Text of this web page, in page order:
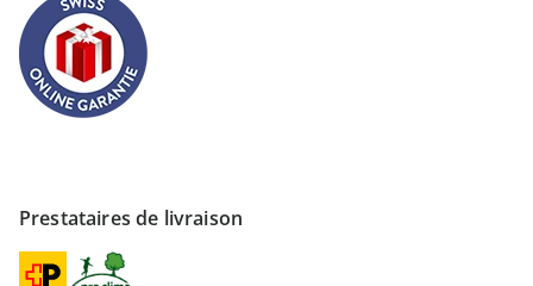
Prestataires de livraison